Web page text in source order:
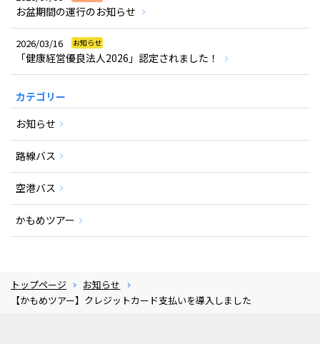
お盆期間の運行のお知らせ
2026/03/16 お知らせ
「健康経営優良法人2026」認定されました！
カテゴリー
お知らせ
路線バス
空港バス
かもめツアー
トップページ
お知らせ
【かもめツアー】クレジットカード支払いを導入しました